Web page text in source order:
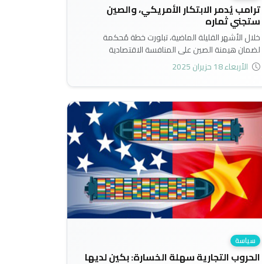
ترامب يُدمر الابتكار الأمريكي، والصين
ستجني ثماره
خلال الأشهر القليلة الماضية، تبلورت خطة مُحكمة
لضمان هيمنة الصين على المنافسة الاقتصادية
العالمية. إلا أن مهندسي الخطة الرئيسيين ليسوا قادة
الصين، بل سياسيون أمريكيون. اذ ان تحديد إدارة ترامب
للوكالات الفيدرالية تقوض قدرة الولايات المتحدة على
الابتكار، وهو المحرك الرئيس لنموها الاقتصادي..
الأربعاء 18 حزيران 2025
سياسة
الحروب التجارية سهلة الخسارة: بكين لديها